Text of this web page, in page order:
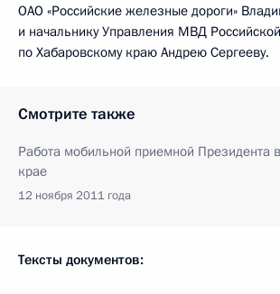
ОАО «Российские железные дороги»
и начальнику Управления МВД
по Хабаровскому краю Андрею Сергееву.
Смотрите также
Работа мобильной приемной Президента
крае
12 ноября 2011 года
Тексты документов: